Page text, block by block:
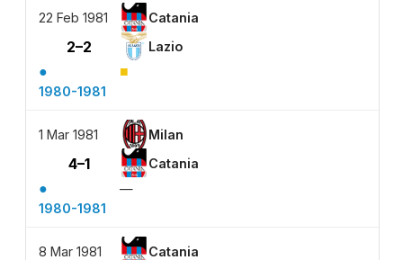
22 Feb 1981 Catania
2–2 Lazio
● ■
1980-1981
1 Mar 1981 Milan
4–1 Catania
●
—
1980-1981
8 Mar 1981 Catania